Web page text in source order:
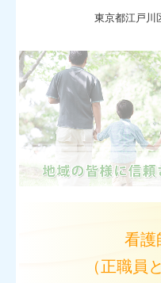
個人情報保護方
東京都江戸川
看護
（正職員